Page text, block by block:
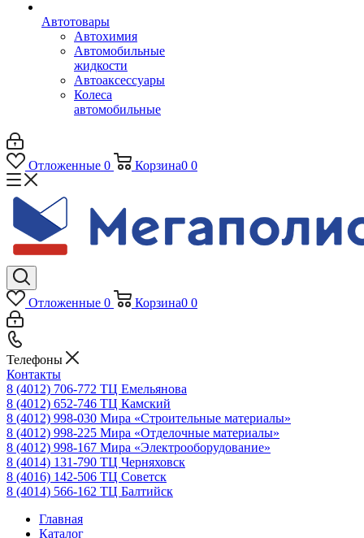
Автотовары
Автохимия
Автомобильные
жидкости
Автоаксессуары
Колеса
автомобильные
Отложенные 0 Корзина0 0
Отложенные 0 Корзина0 0
Телефоны
Контакты
8 (4012) 706-772 ТЦ Емельянова
8 (4012) 652-746 ТЦ Камский
8 (4012) 998-030 Мира «Строительные материалы»
8 (4012) 998-225 Мира «Отделочные материалы»
8 (4012) 998-167 Мира «Электрооборудование»
8 (4014) 131-790 ТЦ Черняховск
8 (4016) 142-506 ТЦ Советск
8 (4014) 566-162 ТЦ Балтийск
Главная
Каталог